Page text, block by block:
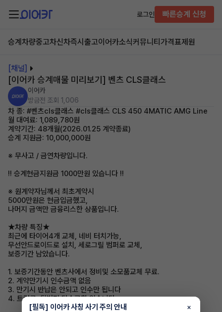
로그인 빠른승계 신청
승계차량중고차신차즉시출고이어카소식커뮤니티 가격표제원
[채널]
[이어카 승계매물 미리보기] 벤츠 CLS클래스
이어카
방금전 조회 1,006
차 종: #벤츠cls클래스 #cls클래스 CLS 450 4MATIC AMG Line
월 대여료: 1,089,780원
계약기간: 48개월(2026.01.25 계약종료)
승계 지원금: 10,000,000원
※ 무사고 / 금연차량입니다.
!! 승계현금지원금 1000만원 있습니다 !!
※ 원계약자님께서 최초계약시
5000만원은 현금입금했고,
나머지 금액만 금융리스한 상품입니다.
★차량 특징★
최근에 타이어4개 교체, 네비 터치가능,
무선안드로이드로 설치, 세로그릴 범퍼로 교체,
보증기간 남았습니다.
1. 보증기간동안 벤츠사에서 정비및 소모품교체 무료.
2. 계약만기시 인수금액 없음
3. 만기시 반납은 안되고 인수만 됩니다
4. 트렁크, 뒷범퍼 단순교환 있습니다.
[필독] 이어카 사칭 사기 주의 안내 ×